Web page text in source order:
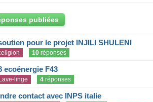
publiées
pour le projet INJILI SHULENI
10réponses
ecoénergie F43
Lave-linge 4réponses
contact avec INPS italie